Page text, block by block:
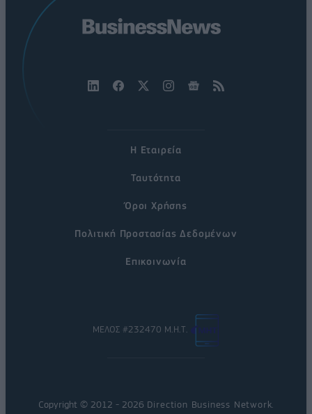
Η Εταιρεία
Ταυτότητα
Όροι Χρήσης
Πολιτική Προστασίας Δεδομένων
Επικοινωνία
ΜΕΛΟΣ #232470 Μ.Η.Τ.
Copyright © 2012 - 2026 Direction Business Network